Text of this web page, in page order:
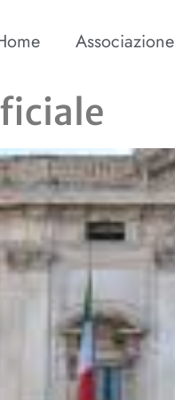
Associazione